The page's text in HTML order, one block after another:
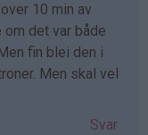
10 min av
om det var både
fin blei den i
Men skal vel
Svar